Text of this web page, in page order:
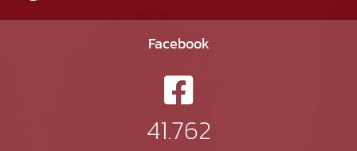
Facebook
41.762